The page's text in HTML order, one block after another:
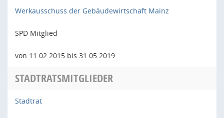
Werkausschuss der Gebäudewirtschaft Mainz
SPD Mitglied
von 11.02.2015 bis 31.05.2019
STADTRATSMITGLIEDER
Stadtrat